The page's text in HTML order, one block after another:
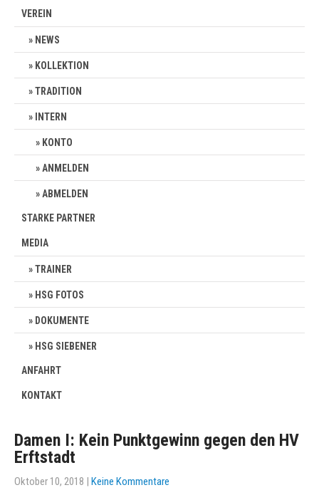
VEREIN
NEWS
KOLLEKTION
TRADITION
INTERN
KONTO
ANMELDEN
ABMELDEN
STARKE PARTNER
MEDIA
TRAINER
HSG FOTOS
DOKUMENTE
HSG SIEBENER
ANFAHRT
KONTAKT
Damen I: Kein Punktgewinn gegen den HV
Erftstadt
Oktober 10, 2018 | Keine Kommentare